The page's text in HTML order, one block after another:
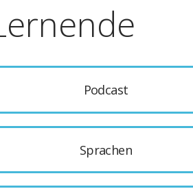
Podcast
Sprachen